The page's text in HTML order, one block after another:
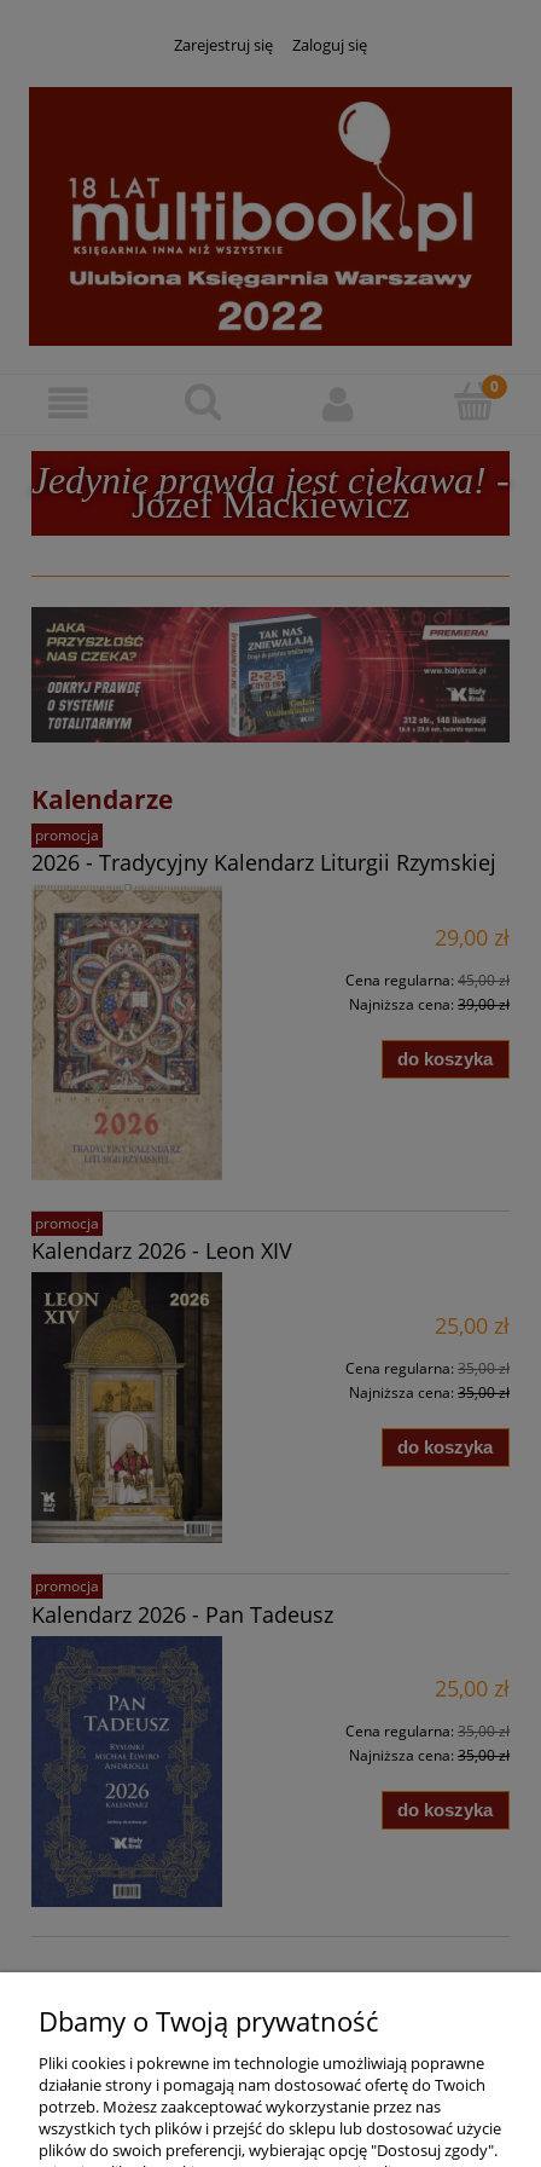
Zarejestruj się Zaloguj się
Jedynie prawda jest ciekawa! -
Józef Mackiewicz
Kalendarze
2026 - Tradycyjny Kalendarz Liturgii Rzymskiej
29,00 zł
Cena regularna: 45,00 zł
Najniższa cena: 39,00 zł
do koszyka
promocja
Kalendarz 2026 - Leon XIV
25,00 zł
Cena regularna: 35,00 zł
Najniższa cena: 35,00 zł
do koszyka
promocja
Kalendarz 2026 - Pan Tadeusz
25,00 zł
Cena regularna: 35,00 zł
Najniższa cena: 35,00 zł
do koszyka
promocja
Pomoc
Dostawa
Moje konto
Dbamy o Twoją prywatność
Pliki cookies i pokrewne im technologie umożliwiają poprawne
działanie strony i pomagają nam dostosować ofertę do Twoich
potrzeb. Możesz zaakceptować wykorzystanie przez nas
wszystkich tych plików i przejść do sklepu lub dostosować użycie
plików do swoich preferencji, wybierając opcję "Dostosuj zgody".